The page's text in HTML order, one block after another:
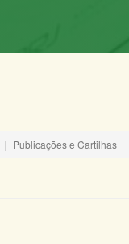
Publicações e Cartilhas